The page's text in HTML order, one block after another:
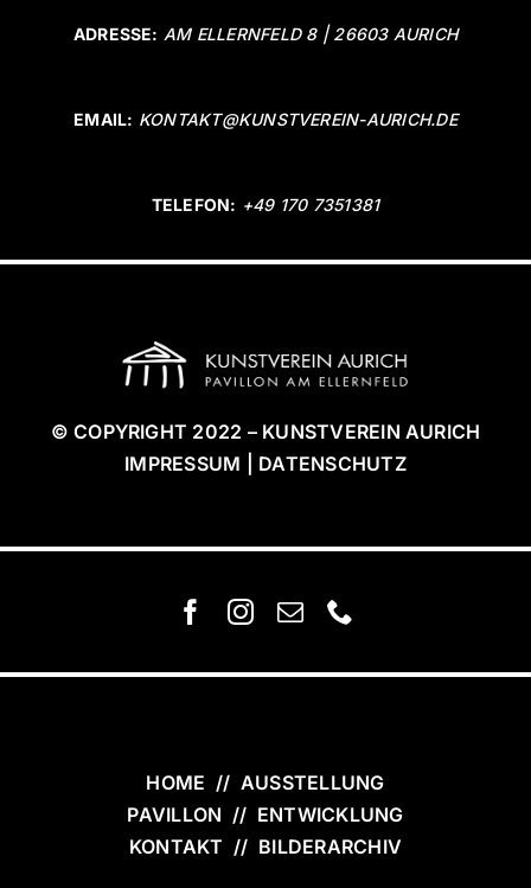
ADRESSE: AM ELLERNFELD 8 | 26603 AURICH
EMAIL: KONTAKT@KUNSTVEREIN-AURICH.DE
TELEFON: +49 170 7351381
© COPYRIGHT 2022 – KUNSTVEREIN AURICH
IMPRESSUM | DATENSCHUTZ
HOME // AUSSTELLUNG
PAVILLON // ENTWICKLUNG
KONTAKT // BILDERARCHIV